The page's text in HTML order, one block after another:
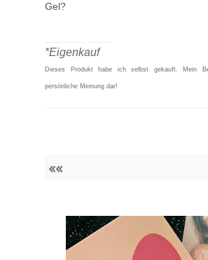
Gel?
*Eigenkauf
Dieses Produkt habe ich selbst gekauft. Mein
persönliche Meinung dar!
««